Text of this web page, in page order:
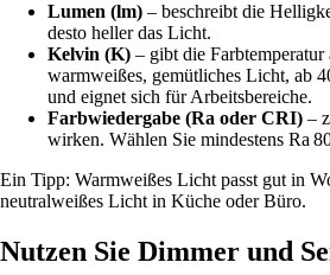
Lumen (lm) – beschreibt die
desto heller das Licht.
Kelvin (K) – gibt die
warmweißes, gemütliches Licht, ab
und eignet sich für Arbeitsbereiche.
Farbwiedergabe (Ra oder CRI) –
wirken. Wählen Sie mindestens Ra
Ein Tipp: Warmweißes Licht passt gut in
neutralweißes Licht in Küche oder Büro.
Nutzen Sie Dimmer und